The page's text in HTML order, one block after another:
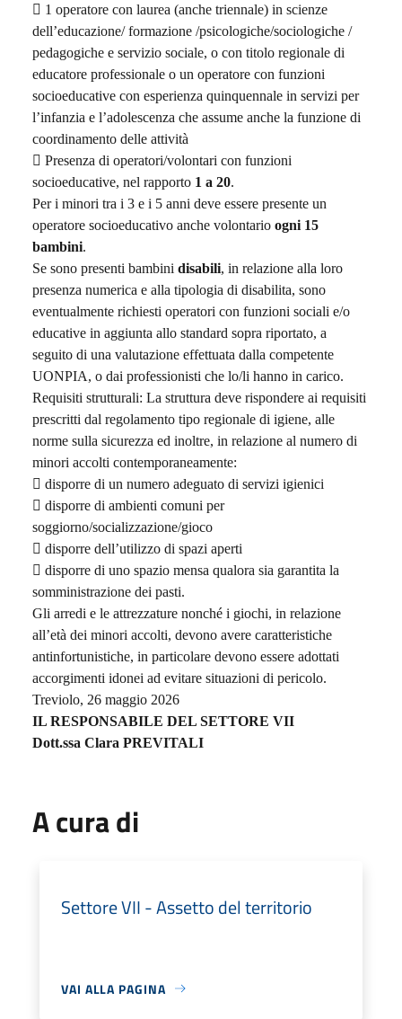
 1 operatore con laurea (anche triennale) in scienze
dell’educazione/ formazione /psicologiche/sociologiche /
pedagogiche e servizio sociale, o con titolo regionale di
educatore professionale o un operatore con funzioni
socioeducative con esperienza quinquennale in servizi per
l’infanzia e l’adolescenza che assume anche la funzione di
coordinamento delle attività
 Presenza di operatori/volontari con funzioni
socioeducative, nel rapporto 1 a 20.
Per i minori tra i 3 e i 5 anni deve essere presente un
operatore socioeducativo anche volontario ogni 15
bambini.
Se sono presenti bambini disabili, in relazione alla loro
presenza numerica e alla tipologia di disabilita, sono
eventualmente richiesti operatori con funzioni sociali e/o
educative in aggiunta allo standard sopra riportato, a
seguito di una valutazione effettuata dalla competente
UONPIA, o dai professionisti che lo/li hanno in carico.
Requisiti strutturali: La struttura deve rispondere ai requisiti
prescritti dal regolamento tipo regionale di igiene, alle
norme sulla sicurezza ed inoltre, in relazione al numero di
minori accolti contemporaneamente:
 disporre di un numero adeguato di servizi igienici
 disporre di ambienti comuni per
soggiorno/socializzazione/gioco
 disporre dell’utilizzo di spazi aperti
 disporre di uno spazio mensa qualora sia garantita la
somministrazione dei pasti.
Gli arredi e le attrezzature nonché i giochi, in relazione
all’età dei minori accolti, devono avere caratteristiche
antinfortunistiche, in particolare devono essere adottati
accorgimenti idonei ad evitare situazioni di pericolo.
Treviolo, 26 maggio 2026
IL RESPONSABILE DEL SETTORE VII
Dott.ssa Clara PREVITALI
A cura di
Settore VII - Assetto del territorio
VAI ALLA PAGINA